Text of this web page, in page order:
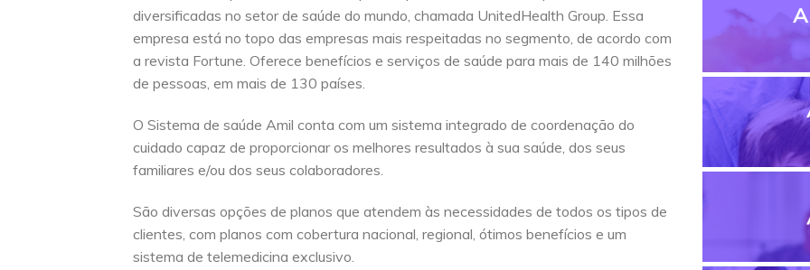
diversificadas no setor de saúde do mundo, chamada UnitedHealth Group. Essa
empresa está no topo das empresas mais respeitadas no segmento, de acordo com
a revista Fortune. Oferece benefícios e serviços de saúde para mais de 140 milhões
de pessoas, em mais de 130 países.
O Sistema de saúde Amil conta com um sistema integrado de coordenação do
cuidado capaz de proporcionar os melhores resultados à sua saúde, dos seus
familiares e/ou dos seus colaboradores.
São diversas opções de planos que atendem às necessidades de todos os tipos de
clientes, com planos com cobertura nacional, regional, ótimos benefícios e um
sistema de telemedicina exclusivo.